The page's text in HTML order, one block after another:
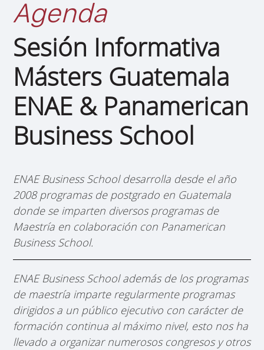
Agenda
Sesión Informativa
Másters Guatemala
ENAE & Panamerican
Business School
ENAE Business School desarrolla desde el año
2008 programas de postgrado en Guatemala
donde se imparten diversos programas de
Maestría en colaboración con Panamerican
Business School.
ENAE Business School además de los programas
de maestría imparte regularmente programas
dirigidos a un público ejecutivo con carácter de
formación continua al máximo nivel, esto nos ha
llevado a organizar numerosos congresos y otros